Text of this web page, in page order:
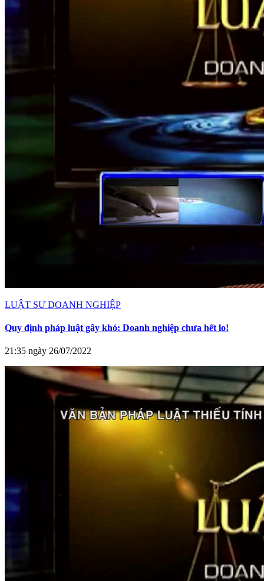
LUẬT SƯ DOANH NGHIỆP
Quy định pháp luật gây khó: Doanh nghiệp chưa hết lo!
21:35 ngày 26/07/2022